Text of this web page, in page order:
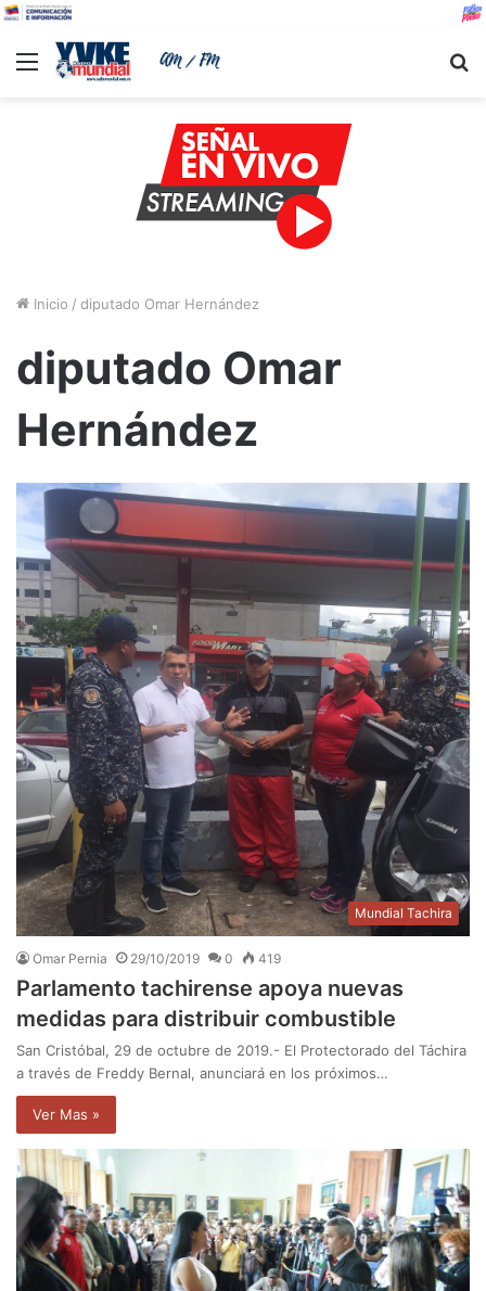
Menu
Inicio / diputado Omar Hernández
diputado Omar
Hernández
Mundial Tachira
Omar Pernia 29/10/2019 0 419
Parlamento tachirense apoya nuevas
medidas para distribuir combustible
San Cristóbal, 29 de octubre de 2019.- El Protectorado del Táchira
a través de Freddy Bernal, anunciará en los próximos…
Ver Mas »